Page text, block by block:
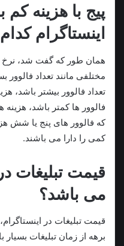
پیج با هزینه کم
اینستاگرام
همان طور که گفت شد، نرخ
مختلفی مانند تعداد
تعداد فالوور بیشتر باشد،
فالوور ها کمتر باشد، هزینه
که فالوور های پنج یا شش
کمی را دارا می باشند.
قیمت تبلیغات
می باشد؟
قیمت تبلیغات در
برهه از زمان تبلیغات بسیار